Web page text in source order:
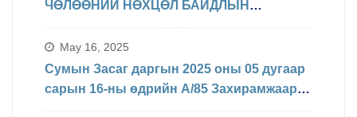
ЧӨЛӨӨНИЙ НӨХЦӨЛ БАЙДЛЫН
May 16, 2025
Сумын Засаг даргын 2025 оны 05 дугаар
сарын 16-ны өдрийн А/85 Захирамжаар